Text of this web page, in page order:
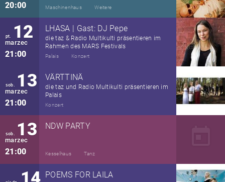
20:00 Maschinenhaus Weitere
pt. 12
marzec
21:00
LHASA | Gast: DJ Pepe
die taz & Radio Multikulti präsentieren im
Rahmen des MARS Festivals
Palais Konzert
sob. 13
marzec
21:00
VÄRTTINÄ
die taz und Radio Multikulti präsentieren im
Palais
Konzert
sob. 13
marzec
21:00
NDW PARTY
Kesselhaus Tanz
POEMS FOR LAILA